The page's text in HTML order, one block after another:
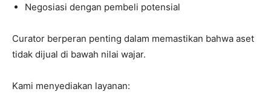
Negosiasi dengan pembeli potensial
Curator berperan penting dalam memastikan bahwa aset
tidak dijual di bawah nilai wajar.
Kami menyediakan layanan: